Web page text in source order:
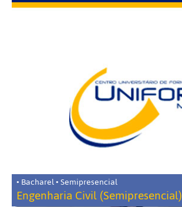
• Bacharel • Semipresencial
Engenharia Civil (Semipresencial)